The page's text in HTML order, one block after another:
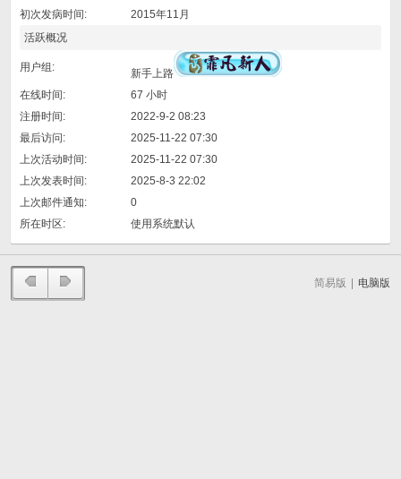
初次发病时间:
2015年11月
活跃概况
用户组:
新手上路
在线时间:
67 小时
注册时间:
2022-9-2 08:23
最后访问:
2025-11-22 07:30
上次活动时间:
2025-11-22 07:30
上次发表时间:
2025-8-3 22:02
上次邮件通知:
0
所在时区:
使用系统默认
简易版 电脑版